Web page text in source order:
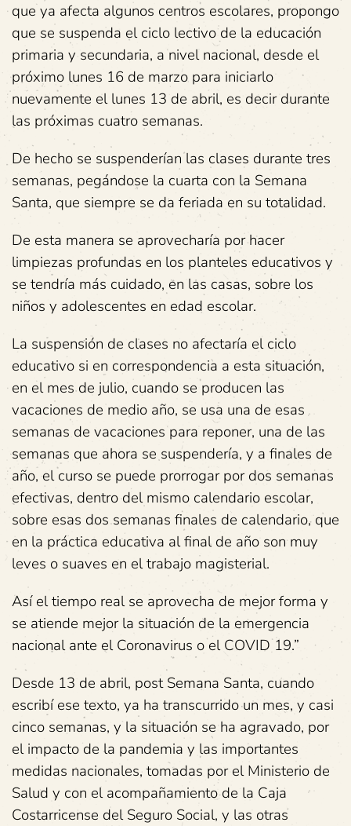
que ya afecta algunos centros escolares, propongo
que se suspenda el ciclo lectivo de la educación
primaria y secundaria, a nivel nacional, desde el
próximo lunes 16 de marzo para iniciarlo
nuevamente el lunes 13 de abril, es decir durante
las próximas cuatro semanas.
De hecho se suspenderían las clases durante tres
semanas, pegándose la cuarta con la Semana
Santa, que siempre se da feriada en su totalidad.
De esta manera se aprovecharía por hacer
limpiezas profundas en los planteles educativos y
se tendría más cuidado, en las casas, sobre los
niños y adolescentes en edad escolar.
La suspensión de clases no afectaría el ciclo
educativo si en correspondencia a esta situación,
en el mes de julio, cuando se producen las
vacaciones de medio año, se usa una de esas
semanas de vacaciones para reponer, una de las
semanas que ahora se suspendería, y a finales de
año, el curso se puede prorrogar por dos semanas
efectivas, dentro del mismo calendario escolar,
sobre esas dos semanas finales de calendario, que
en la práctica educativa al final de año son muy
leves o suaves en el trabajo magisterial.
Así el tiempo real se aprovecha de mejor forma y
se atiende mejor la situación de la emergencia
nacional ante el Coronavirus o el COVID 19.”
Desde 13 de abril, post Semana Santa, cuando
escribí ese texto, ya ha transcurrido un mes, y casi
cinco semanas, y la situación se ha agravado, por
el impacto de la pandemia y las importantes
medidas nacionales, tomadas por el Ministerio de
Salud y con el acompañamiento de la Caja
Costarricense del Seguro Social, y las otras